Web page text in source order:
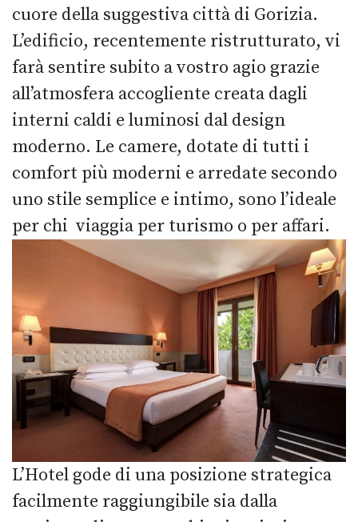
cuore della suggestiva città di Gorizia.
L’edificio, recentemente ristrutturato, vi
farà sentire subito a vostro agio grazie
all’atmosfera accogliente creata dagli
interni caldi e luminosi dal design
moderno. Le camere, dotate di tutti i
comfort più moderni e arredate secondo
uno stile semplice e intimo, sono l’ideale
per chi viaggia per turismo o per affari.
L’Hotel gode di una posizione strategica
facilmente raggiungibile sia dalla